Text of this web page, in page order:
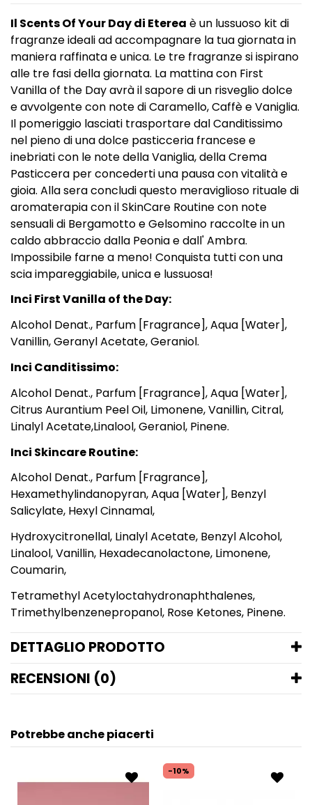
Il Scents Of Your Day di Eterea è un lussuoso kit di
fragranze ideali ad accompagnare la tua giornata in
maniera raffinata e unica. Le tre fragranze si ispirano
alle tre fasi della giornata. La mattina con First
Vanilla of the Day avrà il sapore di un risveglio dolce
e avvolgente con note di Caramello, Caffè e Vaniglia.
Il pomeriggio lasciati trasportare dal Canditissimo
nel pieno di una dolce pasticceria francese e
inebriati con le note della Vaniglia, della Crema
Pasticcera per concederti una pausa con vitalità e
gioia. Alla sera concludi questo meraviglioso rituale di
aromaterapia con il SkinCare Routine con note
sensuali di Bergamotto e Gelsomino raccolte in un
caldo abbraccio dalla Peonia e dall' Ambra.
Impossibile farne a meno! Conquista tutti con una
scia impareggiabile, unica e lussuosa!
Inci First Vanilla of the Day:
Alcohol Denat., Parfum [Fragrance], Aqua [Water],
Vanillin, Geranyl Acetate, Geraniol.
Inci Canditissimo:
Alcohol Denat., Parfum [Fragrance], Aqua [Water],
Citrus Aurantium Peel Oil, Limonene, Vanillin, Citral,
Linalyl Acetate,Linalool, Geraniol, Pinene.
Inci Skincare Routine:
Alcohol Denat., Parfum [Fragrance],
Hexamethylindanopyran, Aqua [Water], Benzyl
Salicylate, Hexyl Cinnamal,
Hydroxycitronellal, Linalyl Acetate, Benzyl Alcohol,
Linalool, Vanillin, Hexadecanolactone, Limonene,
Coumarin,
Tetramethyl Acetyloctahydronaphthalenes,
Trimethylbenzenepropanol, Rose Ketones, Pinene.
DETTAGLIO PRODOTTO
RECENSIONI (0)
Potrebbe anche piacerti
-10%